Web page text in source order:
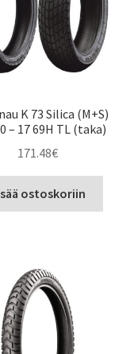
K 73 Silica (M+S)
– 17 69H TL (taka)
171.48€
ostoskoriin